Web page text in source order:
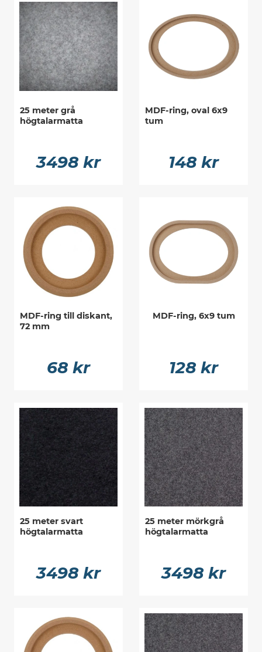
25 meter grå
högtalarmatta
3498 kr
MDF-ring, oval 6x9
tum
148 kr
MDF-ring till diskant,
72 mm
68 kr
MDF-ring, 6x9 tum
128 kr
25 meter svart
högtalarmatta
3498 kr
25 meter mörkgrå
högtalarmatta
3498 kr